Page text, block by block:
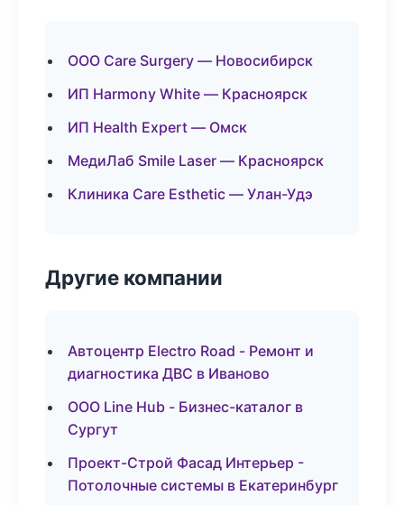
ООО Care Surgery — Новосибирск
ИП Harmony White — Красноярск
ИП Health Expert — Омск
МедиЛаб Smile Laser — Красноярск
Клиника Care Esthetic — Улан-Удэ
Другие компании
Автоцентр Electro Road - Ремонт и
диагностика ДВС в Иваново
ООО Line Hub - Бизнес-каталог в
Сургут
Проект-Строй Фасад Интерьер -
Потолочные системы в Екатеринбург